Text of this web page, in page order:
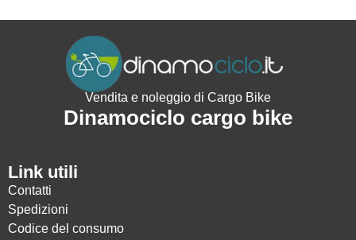
Vendita e noleggio di Cargo Bike
Dinamociclo cargo bike
Link utili
Contatti
Spedizioni
Codice del consumo